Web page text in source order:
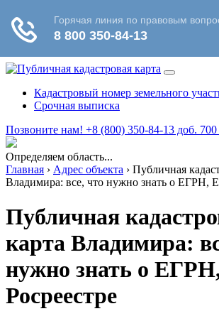
Кадастровый номер земельного
Срочная выписка
Позвоните нам! +8 (800) 350-84-13 доб. 700
Определяем область...
Главная › Адрес объекта › Публичная
Владимира: все, что нужно знать о ЕГРН,
Публичная
карта Владимира:
нужно знать о
Росреестре